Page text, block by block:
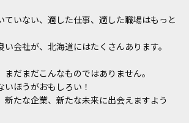
ていない、適した仕事、適した職場はもっと
い会社が、北海道にはたくさんあります。
まだまだこんなものではありません。
ほうがおもしろい！
新たな企業、新たな未来に出会えますよう